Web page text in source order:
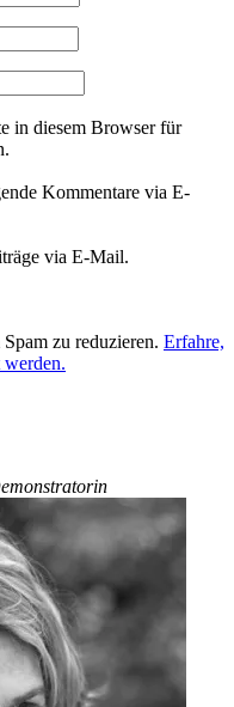
in diesem Browser für
Kommentare via E-
via E-Mail.
zu reduzieren. Erfahre,